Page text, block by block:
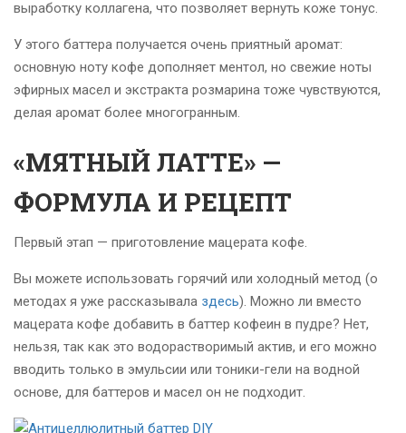
выработку коллагена, что позволяет вернуть коже тонус.
У этого баттера получается очень приятный аромат:
основную ноту кофе дополняет ментол, но свежие ноты
эфирных масел и экстракта розмарина тоже чувствуются,
делая аромат более многогранным.
«МЯТНЫЙ ЛАТТЕ» —
ФОРМУЛА И РЕЦЕПТ
Первый этап — приготовление мацерата кофе.
Вы можете использовать горячий или холодный метод (о
методах я уже рассказывала здесь). Можно ли вместо
мацерата кофе добавить в баттер кофеин в пудре? Нет,
нельзя, так как это водорастворимый актив, и его можно
вводить только в эмульсии или тоники-гели на водной
основе, для баттеров и масел он не подходит.